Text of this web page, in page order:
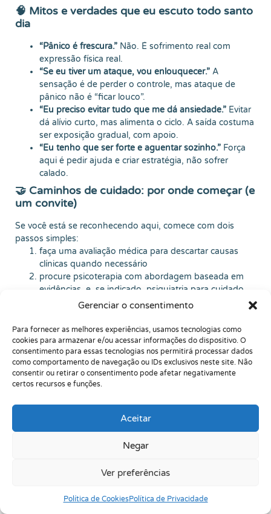
Gerenciar o consentimento
Para fornecer as melhores experiências, usamos tecnologias como
cookies para armazenar e/ou acessar informações do dispositivo. O
consentimento para essas tecnologias nos permitirá processar dados
como comportamento de navegação ou IDs exclusivos neste site. Não
consentir ou retirar o consentimento pode afetar negativamente
certos recursos e funções.
Aceitar
Negar
Ver preferências
Política de CookiesPolítica de Privacidade
🧠 Mitos e verdades que eu escuto todo santo
dia
“Pânico é frescura.” Não. É sofrimento real com
expressão física real.
“Se eu tiver um ataque, vou enlouquecer.” A
sensação é de perder o controle, mas ataque de
pânico não é “ficar louco”.
“Eu preciso evitar tudo que me dá ansiedade.” Evitar
dá alívio curto, mas alimenta o ciclo. A saída costuma
ser exposição gradual, com apoio.
“Eu tenho que ser forte e aguentar sozinho.” Força
aqui é pedir ajuda e criar estratégia, não sofrer
calado.
🤝 Caminhos de cuidado: por onde começar (e
um convite)
Se você está se reconhecendo aqui, comece com dois
passos simples:
faça uma avaliação médica para descartar causas
clínicas quando necessário
procure psicoterapia com abordagem baseada em
evidências, e, se indicado, psiquiatria para cuidado
você é frágil. A terapia devolve a verdade:você é adaptável
Com tempo, técnica e acolhimento, muita gente volta a
dirigir, volta a viajar, volta a pegar elevador, volta a ir ao
mercado… volta a viver.
🏫 Trabalho, faculdade e vida social: por que o
Fila, reunião, sala fechada, transporte, prova… não é
“coincidência”. São contextos em que a pessoa se sente
observada, sem saída rápida, ou com medo de “passar
prática, eu ajudo a pessoa a construir uma escada de
meta não é não sentir nada; écontinuarapesar do